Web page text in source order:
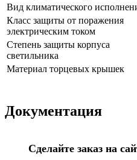
Вид климатического
Класс защиты от поражения
электрическим током
Степень защиты корпуса
светильника
Материал торцевых крышек
Документация
Сделайте заказ на